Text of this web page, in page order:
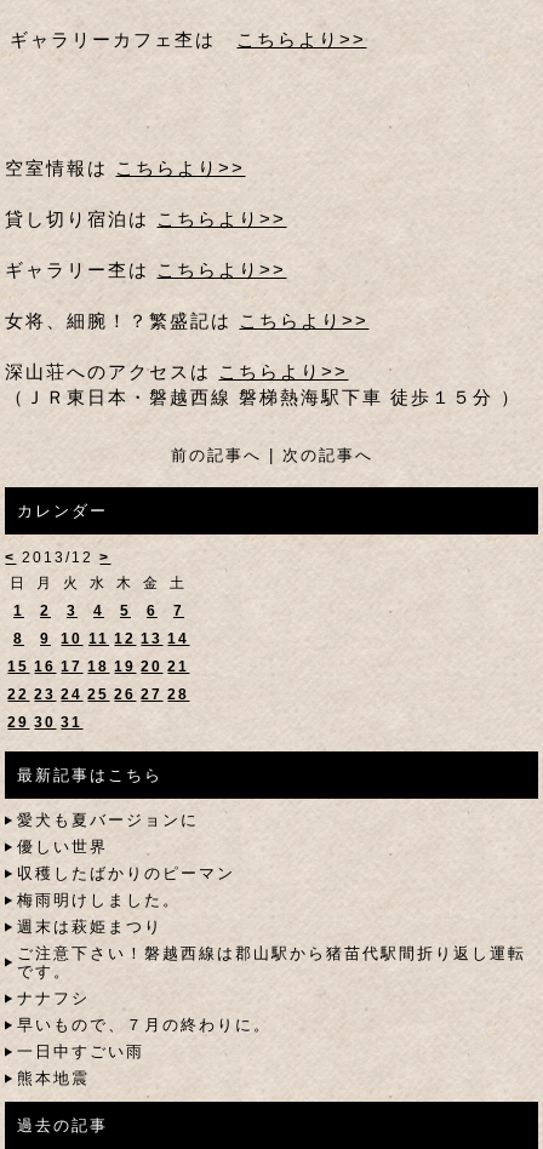
ギャラリーカフェ杢は こちらより>>
空室情報は こちらより>>
貸し切り宿泊は こちらより>>
ギャラリー杢は こちらより>>
女将、細腕！？繁盛記はこちらより>>
深山荘へのアクセスは こちらより>>
（ＪＲ東日本・磐越西線 磐梯熱海駅下車 徒歩１５分 ）
前の記事へ 次の記事へ
カレンダー
< 2013/12>
日
月 火 水 木 金
土
1
2 3 4 5 6
7
8
9 10 11 12 13 14
15 16 17 18 19 20 21
22 23 24 25 26 27 28
29 30 31
最新記事はこちら
愛犬も夏バージョンに
優しい世界
収穫したばかりのピーマン
梅雨明けしました。
週末は萩姫まつり
ご注意下さい！磐越西線は郡山駅から猪苗代駅間折り返し運転
です。
ナナフシ
早いもので、７月の終わりに。
一日中すごい雨
熊本地震
過去の記事